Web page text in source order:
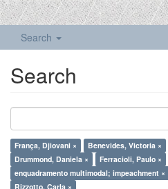
Search
Search
França, Djiovani × Benevides, Victoria ×
Drummond, Daniela ×
Ferracioli, Paulo ×
enquadramento multimodal; impeachment ×
Rizzotto, Carla ×